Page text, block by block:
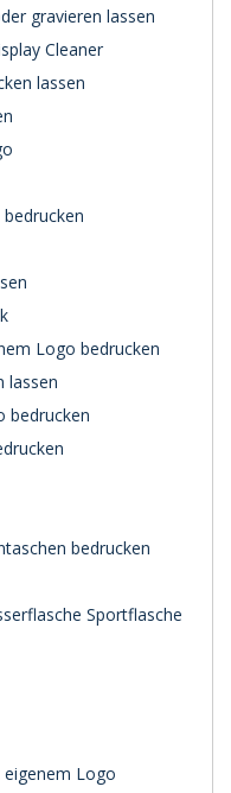
gravieren lassen
Cleaner
lassen
Logo bedrucken
lassen
bedrucken
bedrucken
Sportflasche
Logo